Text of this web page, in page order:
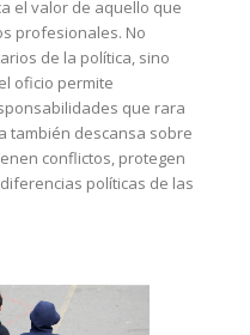
el valor de aquello que
profesionales. No
de la política, sino
oficio permite
que rara
también descansa sobre
conflictos, protegen
políticas de las